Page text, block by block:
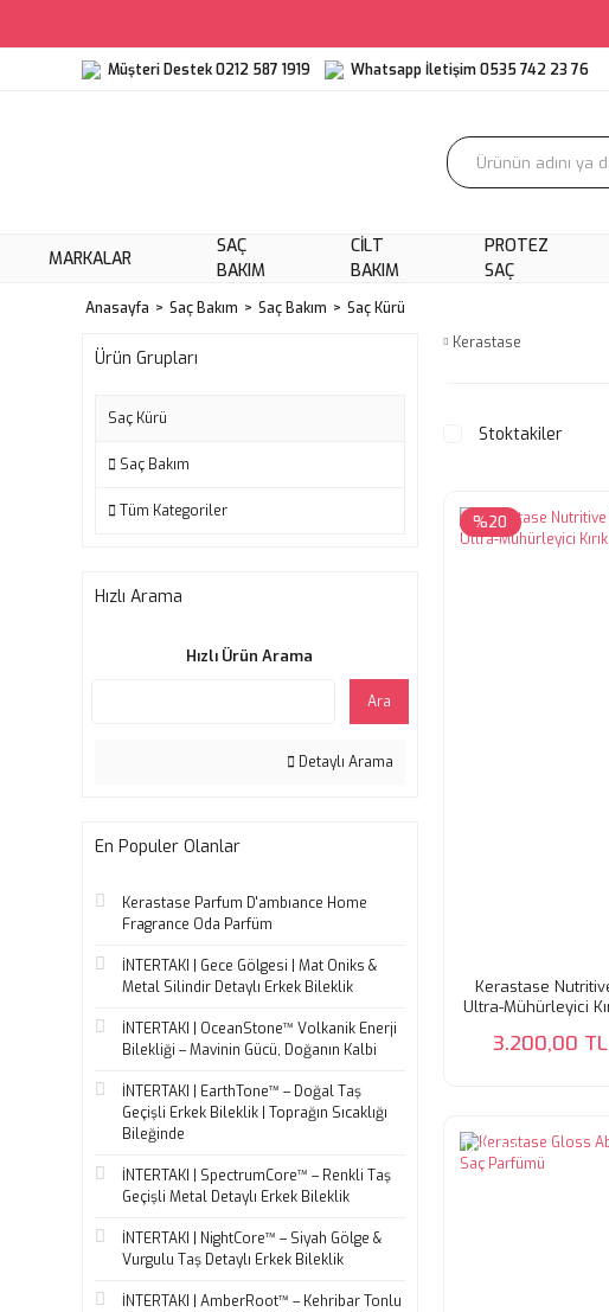
Müşteri Destek 0212 587 1919 Whatsapp İletişim 0535 742 23 76
MARKALAR
SAÇ
BAKIM
CILT
BAKIM
PROTEZ
SAÇ
Anasayfa Saç Bakım Saç Bakım Saç Kürü
Ürün Grupları
Saç Kürü
Saç Bakım
Tüm Kategoriler
Hızlı Arama
Hızlı Ürün Arama
Ara
Detaylı Arama
En Populer Olanlar
Kerastase Parfum D'ambıance Home
Fragrance Oda Parfüm
İNTERTAKI | Gece Gölgesi | Mat Oniks &
Metal Silindir Detaylı Erkek Bileklik
İNTERTAKI | OceanStone™ Volkanik Enerji
Bilekliği – Mavinin Gücü, Doğanın Kalbi
İNTERTAKI | EarthTone™ – Doğal Taş
Geçişli Erkek Bileklik | Toprağın Sıcaklığı
Bileğinde
İNTERTAKI | SpectrumCore™ – Renkli Taş
Geçişli Metal Detaylı Erkek Bileklik
İNTERTAKI | NightCore™ – Siyah Gölge &
Vurgulu Taş Detaylı Erkek Bileklik
İNTERTAKI | AmberRoot™ – Kehribar Tonlu
Kerastase
Stoktakiler
%20
Kerastase
Ultra-Mühürleyici
3.200,00 TL
Tükendi